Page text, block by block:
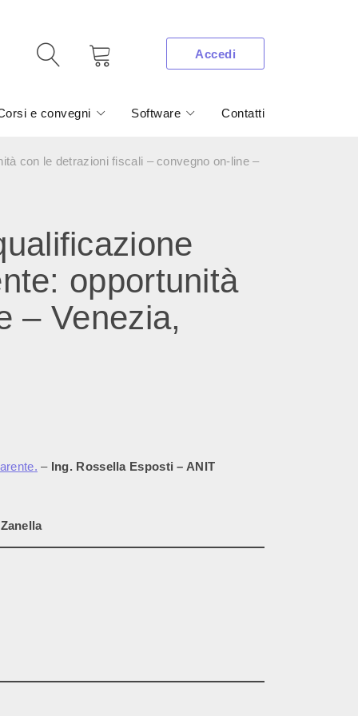
Accedi
e convegni Software Contatti
con le detrazioni fiscali – convegno on-line –
opportunità
– Venezia,
. – Ing. Rossella Esposti – ANIT